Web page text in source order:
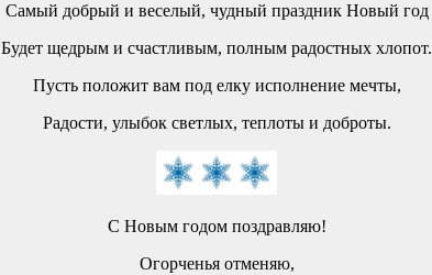
Самый добрый и веселый, чудный праздник Новый год
Будет щедрым и счастливым, полным радостных хлопот.
Пусть положит вам под елку исполнение мечты,
Радости, улыбок светлых, теплоты и доброты.
С Новым годом поздравляю!
Огорченья отменяю,